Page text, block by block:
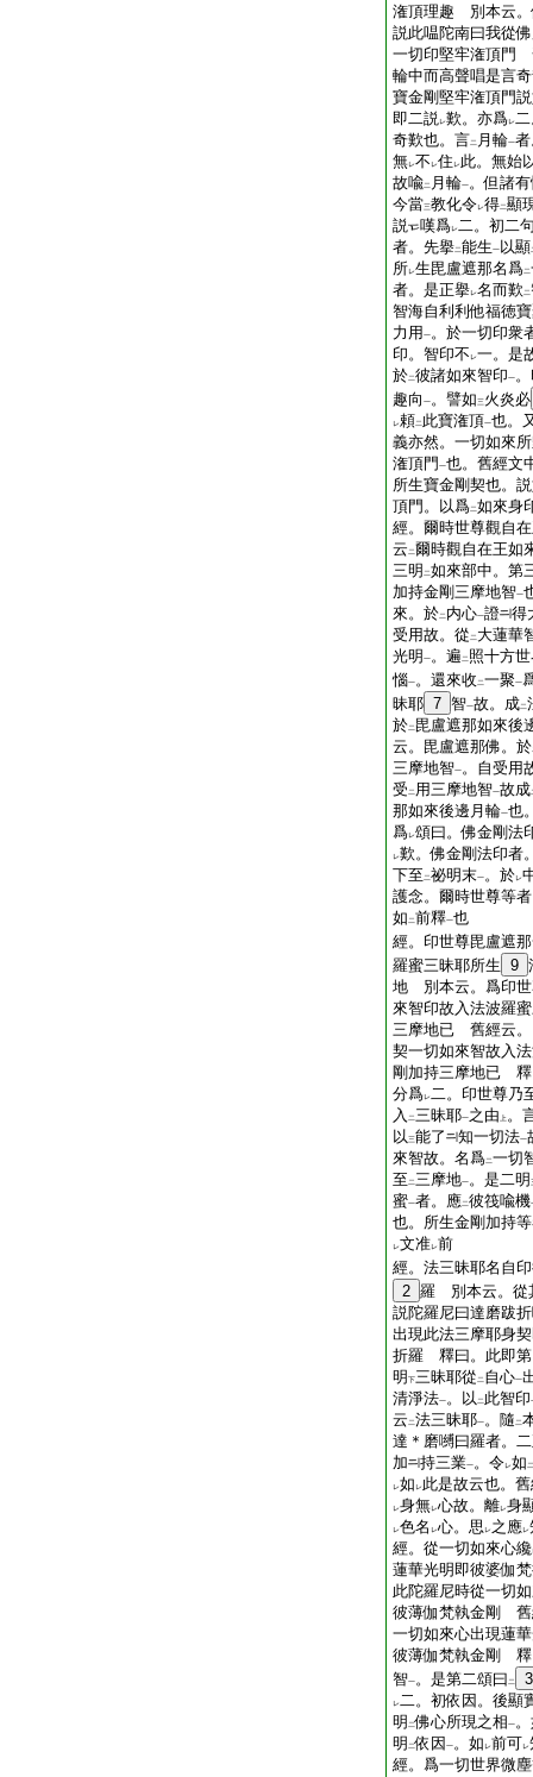
潅頂理趣 別本云。
説此嗢陀南曰我從
一切印堅牢潅頂門
輪中而高聲唱是言
寶金剛堅牢潅頂門
即二説レ歎。亦爲レ
奇歎也。言二 月輪一
無レ不 レ住 レ此。無始
故喩二 月輪一。但諸
今當三教化令レ得二顯
説
嘆爲レ二。初二
者。先擧二能生一 以顯
所レ生毘盧遮那名爲二
者。是正擧レ名而歎 二
智海自利利他福徳
力用 一。於一切印衆
印。智印不 レ一。是
於二彼諸如來智印一
趣向 一。譬如三火炎必
レ頼二 此寶潅頂一也。
義亦然。一切如來
潅頂門 一也。舊經文
所生寶金剛契也。
頂門。以爲二如來身
經。爾時世尊觀自
云 二爾時觀自在王
三明 二如來部中。第
加持金剛三摩地智一
來。於二 内心一證
得
受用故。從 二 大蓮華
光明 一。遍 二 照十方
惱一。還來收 二一聚一
昧耶 7 智一故。成二
於二 毘盧遮那如來後
云。毘盧遮那佛。於
三摩地智一。自受用
受 二 用三摩地智一故成
那如來後邊月輪一也
爲レ頌曰。佛金剛法
レ歎。佛金剛法印者
下至 二祕明末一。於レ
護念。爾時世尊等
如 二前釋一也
經。印世尊毘盧遮
羅蜜三昧耶所生 9
地 別本云。爲印世
來智印故入法波羅
三摩地已 舊經云。
契一切如來智故入
剛加持三摩地已 釋
分爲レ二。印世尊乃
入 二三昧耶一之由 上 。
以三能了 知一切法一
來智故。名爲二一切
至 二三摩地一。是二明
蜜一者。應二彼筏喩機
也。所生金剛加持
レ文准レ前
經。法三昧耶名自
2 羅 別本云。從
説陀羅尼曰達磨跋
出現此法三摩耶身
折羅 釋曰。此即第
明 下三昧耶從 二 自心一
清淨法一。以 二 此智印
云 二法三昧耶一。隨 二
達＊磨嚩曰羅者。
加
持三業一。令レ如 二
レ如 レ此是故云也。
レ身無レ心故。離レ身
レ色名 レ心。思 レ之應レ
經。從一切如來心
蓮華光明即彼婆伽
此陀羅尼時從一切
彼薄伽梵執金剛 舊
一切如來心出現蓮
彼薄伽梵執金剛 釋
智一。是第二頌曰 二 3
レ二。初依因。後顯
明 二佛心所現之相一
明 二依因 一。如 レ前可レ
經。爲一切世界微